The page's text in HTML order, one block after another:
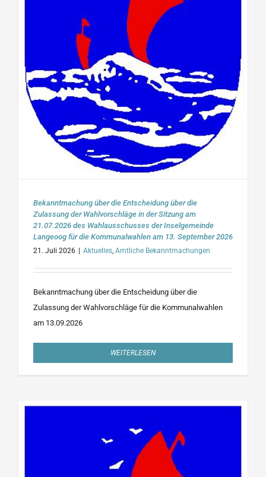
Bekanntmachung über die Entscheidung über die
Zulassung der Wahlvorschläge in der Sitzung am
21.07.2026 des Wahlausschusses der Inselgemeinde
Langeoog für die Kommunalwahlen am 13. September 2026
21. Juli 2026 Aktuelles, Amtliche Bekanntmachungen
Bekanntmachung über die Entscheidung über die
Zulassung der Wahlvorschläge für die Kommunalwahlen
am 13.09.2026
WEITERLESEN